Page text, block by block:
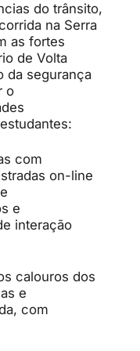
do trânsito,
na Serra
as fortes
de Volta
da segurança
o
com
on-line
e
interação
calouros dos
e
com